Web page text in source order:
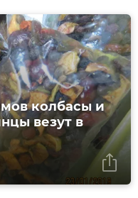
колбасы и
везут в